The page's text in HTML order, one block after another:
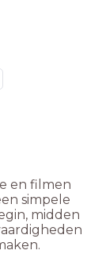
en filmen
simpele
midden